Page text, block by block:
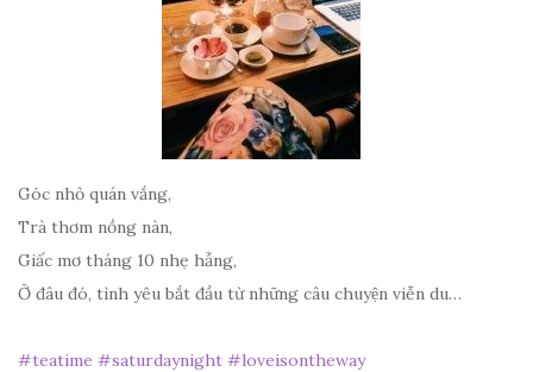
Góc nhỏ quán vắng,
Trà thơm nồng nàn,
Giấc mơ tháng 10 nhẹ hẫng,
Ở đâu đó, tình yêu bắt đầu từ những câu chuyện viễn du…
#teatime #saturdaynight #loveisontheway